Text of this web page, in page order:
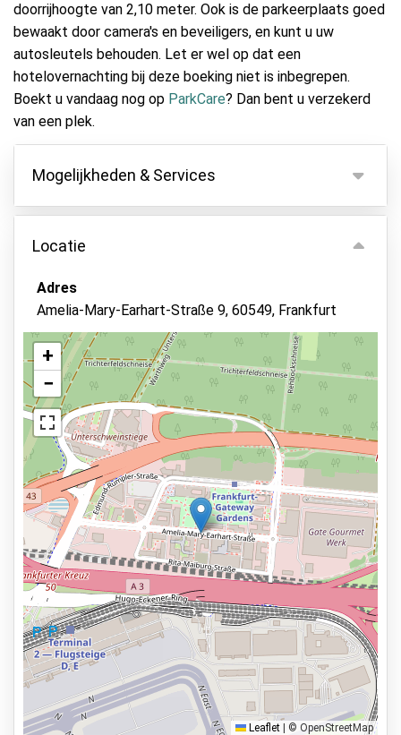
doorrijhoogte van 2,10 meter. Ook is de parkeerplaats goed
bewaakt door camera's en beveiligers, en kunt u uw
autosleutels behouden. Let er wel op dat een
hotelovernachting bij deze boeking niet is inbegrepen.
Boekt u vandaag nog op ParkCare? Dan bent u verzekerd
van een plek.
Mogelijkheden & Services
Mogelijkheden
Binnen parkeren
Autosleutels behouden
Asfalt of bestrating
Bewaker ter plaatse
Beveiligd parkeren
Elektrisch laadstation
Services
24 uur per dag geopend
Vooraf reserveren
900m lopen van de vertrekhal
Parkeervormen
Shuttle Parking
Valet Parking
Park & Walk
Park, Sleep & Fly
Locatie
Adres
Amelia-Mary-Earhart-Straße 9, 60549, Frankfurt
Bekijk op kaart
+
−
Leaflet © OpenStreetMap